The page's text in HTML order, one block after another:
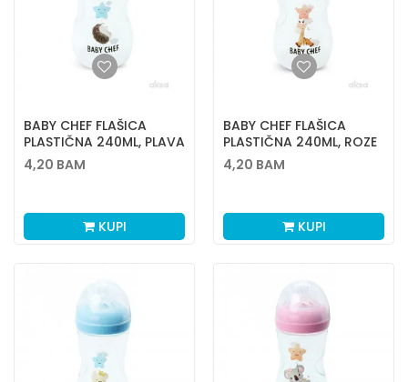
BABY CHEF FLAŠICA
PLASTIČNA 240ML, PLAVA
4,20 BAM
KUPI
BABY CHEF FLAŠICA
PLASTIČNA 240ML, ROZE
4,20 BAM
KUPI